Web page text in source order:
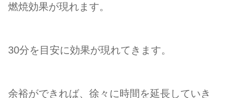
燃焼効果が現れます。
30分を目安に効果が現れてきます。
余裕ができれば、徐々に時間を延長していき